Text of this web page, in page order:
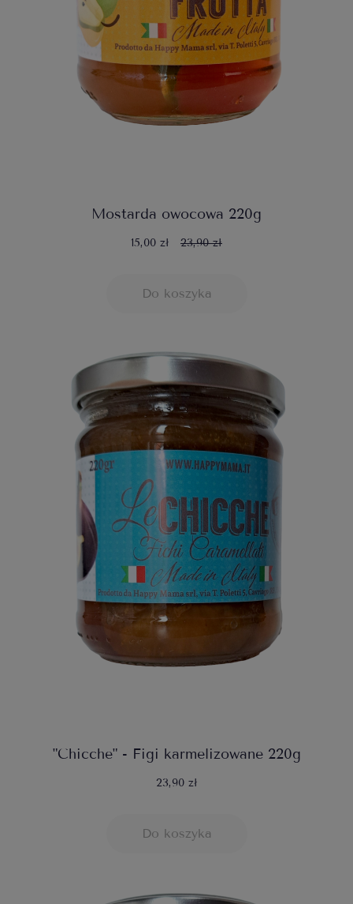
Mostarda owocowa 220g
15,00 zł 23,90 zł
Do koszyka
"Chicche" - Figi karmelizowane 220g
23,90 zł
Do koszyka